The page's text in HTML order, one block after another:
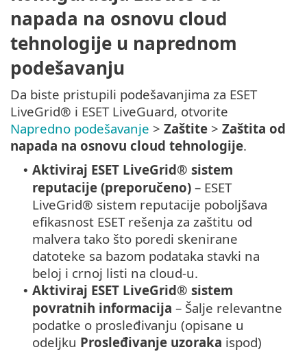
napada na osnovu cloud
tehnologije u naprednom
podešavanju
Da biste pristupili podešavanjima za ESET
LiveGrid® i ESET LiveGuard, otvorite
Napredno podešavanje > Zaštite > Zaštita od
napada na osnovu cloud tehnologije.
• Aktiviraj ESET LiveGrid® sistem
reputacije (preporučeno) – ESET
LiveGrid® sistem reputacije poboljšava
efikasnost ESET rešenja za zaštitu od
malvera tako što poredi skenirane
datoteke sa bazom podataka stavki na
beloj i crnoj listi na cloud-u.
• Aktiviraj ESET LiveGrid® sistem
povratnih informacija – Šalje relevantne
podatke o prosleđivanju (opisane u
odeljku Prosleđivanje uzoraka ispod)